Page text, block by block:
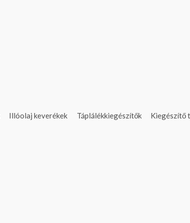
Illóolaj keverékek Táplálékkiegészítők Kiegészítő